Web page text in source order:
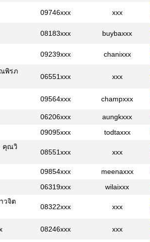
09746xxx xxx
08183xxx buybaxxx
09239xxx chanixxx
พิรภ
06551xxx xxx
09564xxx champxxx
06206xxx aungkxxx
09095xxx todtaxxx
คุณวิ
08551xxx xxx
09854xxx meenaxxx
06319xxx wilaixxx
วจิต
08322xxx xxx
08246xxx xxx